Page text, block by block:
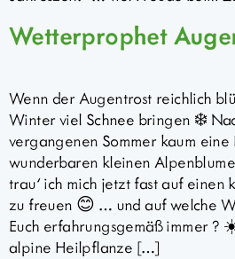
Wetterprophet
Wenn der Augentrost reichlich
Winter viel Schnee bringen ❄️
vergangenen Sommer kaum eine
wunderbaren kleinen
trau‘ ich mich jetzt fast auf einen
zu freuen 😊 … und auf welche
Euch erfahrungsgemäß
alpine Heilpflanze […]